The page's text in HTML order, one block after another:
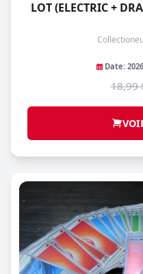
LOT (ELECTRIC +
Date:
18,99